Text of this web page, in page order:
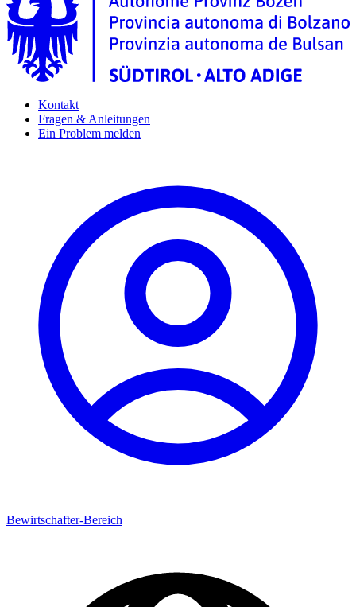
Kontakt
Fragen & Anleitungen
Ein Problem melden
Bewirtschafter-Bereich